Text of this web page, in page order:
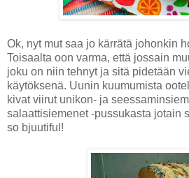
Ok, nyt mut saa jo kärrätä johonkin
Toisaalta oon varma, että jossain
joku on niin tehnyt ja sitä pidetään
käytöksenä. Uunin kuumumista
kivat viirut unikon- ja
salaattisiemenet -pussukasta jotain
so bjuutiful!